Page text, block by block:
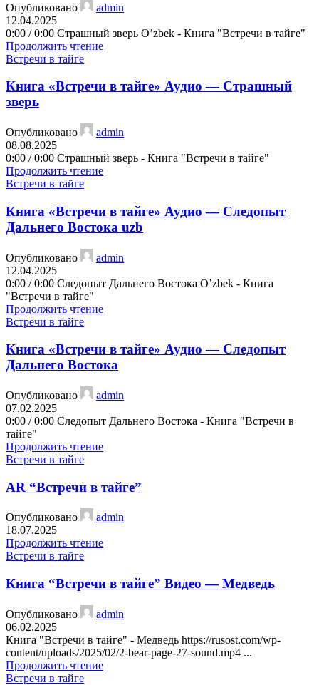
Опубликовано
admin
12.04.2025
0:00 / 0:00 Страшный зверь O’zbek - Книга "Встречи в тайге"
Продолжить чтение
Встречи в тайге
Книга «Встречи в тайге» Аудио — Страшный
зверь
Опубликовано
admin
08.08.2025
0:00 / 0:00 Страшный зверь - Книга "Встречи в тайге"
Продолжить чтение
Встречи в тайге
Книга «Встречи в тайге» Аудио — Следопыт
Дальнего Востока uzb
Опубликовано
admin
12.04.2025
0:00 / 0:00 Следопыт Дальнего Востока O’zbek - Книга
"Встречи в тайге"
Продолжить чтение
Встречи в тайге
Книга «Встречи в тайге» Аудио — Следопыт
Дальнего Востока
Опубликовано
admin
07.02.2025
0:00 / 0:00 Следопыт Дальнего Востока - Книга "Встречи в
тайге"
Продолжить чтение
Встречи в тайге
AR “Встречи в тайге”
Опубликовано
admin
18.07.2025
Продолжить чтение
Встречи в тайге
Книга “Встречи в тайге” Видео — Медведь
Опубликовано
admin
06.02.2025
Книга "Встречи в тайге" - Медведь https://rusost.com/wp-
content/uploads/2025/02/2-bear-page-27-sound.mp4 ...
Продолжить чтение
Встречи в тайге